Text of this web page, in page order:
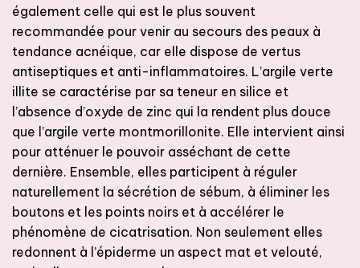
également celle qui est le plus souvent
recommandée pour venir au secours des peaux à
tendance acnéique, car elle dispose de vertus
antiseptiques et anti-inflammatoires. L’argile verte
illite se caractérise par sa teneur en silice et
l’absence d’oxyde de zinc qui la rendent plus douce
que l’argile verte montmorillonite. Elle intervient ainsi
pour atténuer le pouvoir asséchant de cette
dernière. Ensemble, elles participent à réguler
naturellement la sécrétion de sébum, à éliminer les
boutons et les points noirs et à accélérer le
phénomène de cicatrisation. Non seulement elles
redonnent à l’épiderme un aspect mat et velouté,